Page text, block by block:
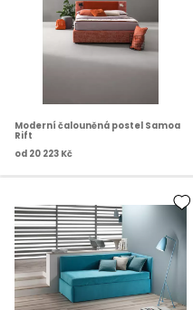
Moderní čalouněná postel Samoa
Rift
od 20 223 Kč